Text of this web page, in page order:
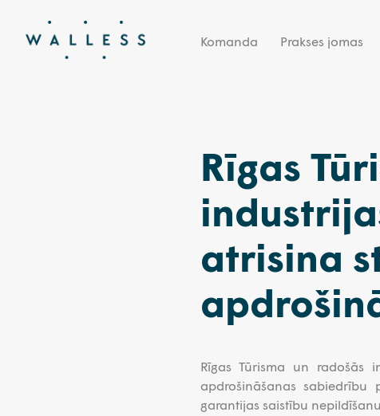
Komanda Prakses jomas
Rīgas
atrisina
Rīgas Tūrisma un radošās
apdrošināšanas
garantijas saistību